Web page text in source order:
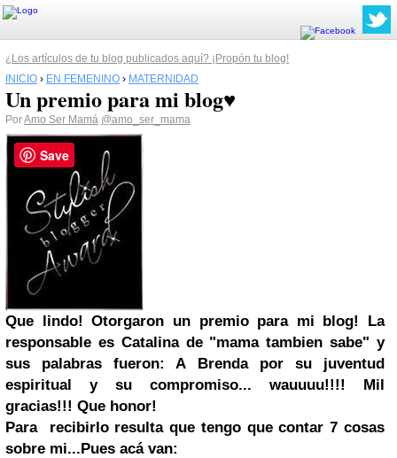
¿Los artículos de tu blog publicados aquí? ¡Propón tu blog!
INICIO › EN FEMENINO › MATERNIDAD
Un premio para mi blog♥
PorAmo Ser Mamá @amo_ser_mama
Que lindo! Otorgaron un premio para mi blog! La
responsable es Catalina de "mama tambien sabe" y
sus palabras fueron: A Brenda por su juventud
espiritual y su compromiso... wauuuu!!!! Mil
gracias!!! Que honor!
Para recibirlo resulta que tengo que contar 7 cosas
sobre mi...Pues acá van:
Save